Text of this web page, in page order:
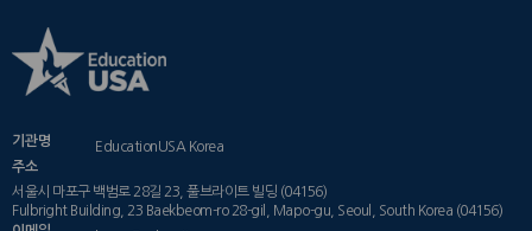
기관명
EducationUSA Korea
주소
서울시 마포구 백범로 28길 23, 풀브라이트 빌딩 (04156)
Fulbright Building, 23 Baekbeom-ro 28-gil, Mapo-gu, Seoul, South Korea (04156)